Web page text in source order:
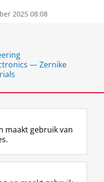
2025 08:08
— Zernike
F
a
L
i
R
S
I
n
Y
o
maakt gebruik van